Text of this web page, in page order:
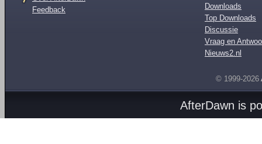
Feedback
Downloads
Top Downloads
Discussie
Vraag en
Nieuws2.nl
© 1999-2026
AfterDawn is